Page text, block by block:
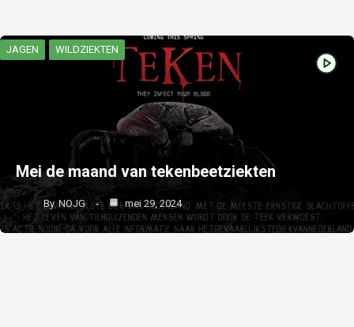
JAGEN WILDZIEKTEN
Mei de maand van tekenbeetziekten
By NOJG mei 29, 2024